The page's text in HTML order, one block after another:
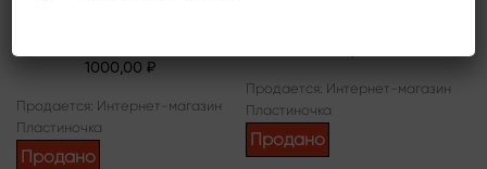
1000,00₽
Продается: Интернет-магазин
Пластиночка
Продано
Продается: Интернет-магазин
Пластиночка
Продано